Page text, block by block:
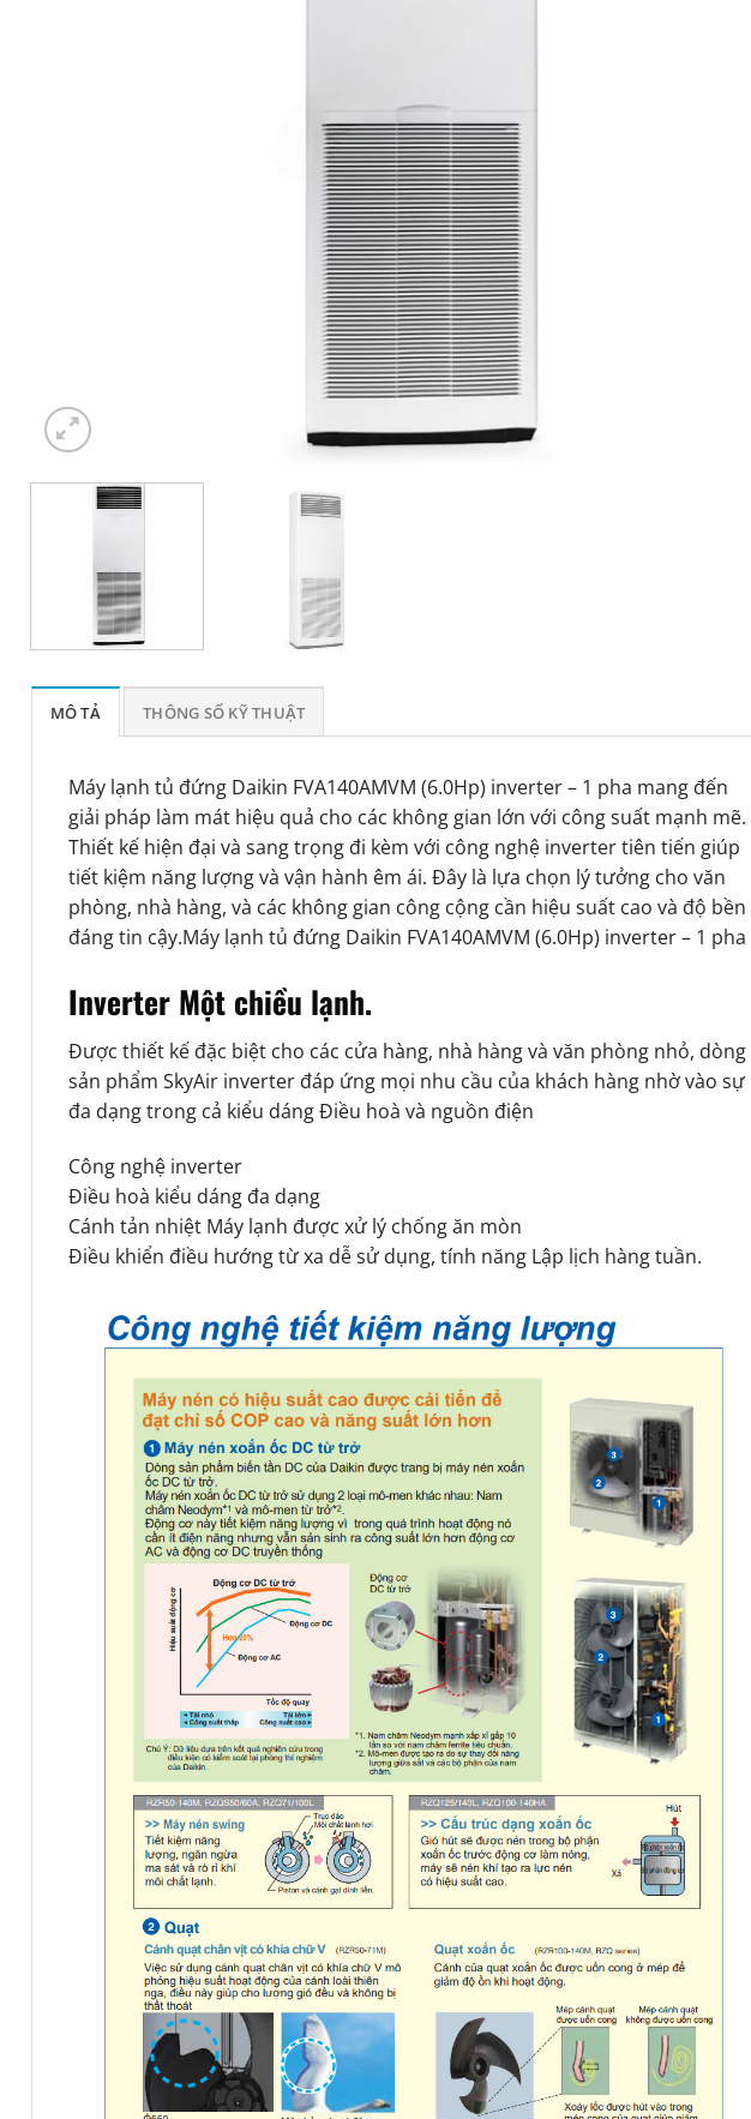
MÔ TẢ THÔNG SỐ KỸ THUẬT
Máy lạnh tủ đứng Daikin FVA140AMVM (6.0Hp) inverter – 1 pha mang đến
giải pháp làm mát hiệu quả cho các không gian lớn với công suất mạnh mẽ.
Thiết kế hiện đại và sang trọng đi kèm với công nghệ inverter tiên tiến giúp
tiết kiệm năng lượng và vận hành êm ái. Đây là lựa chọn lý tưởng cho văn
phòng, nhà hàng, và các không gian công cộng cần hiệu suất cao và độ bền
đáng tin cậy.Máy lạnh tủ đứng Daikin FVA140AMVM (6.0Hp) inverter – 1 pha
Inverter Một chiều lạnh.
Được thiết kế đặc biệt cho các cửa hàng, nhà hàng và văn phòng nhỏ, dòng
sản phẩm SkyAir inverter đáp ứng mọi nhu cầu của khách hàng nhờ vào sự
đa dạng trong cả kiểu dáng Điều hoà và nguồn điện
Công nghệ inverter
Điều hoà kiểu dáng đa dạng
Cánh tản nhiệt Máy lạnh được xử lý chống ăn mòn
Điều khiển điều hướng từ xa dễ sử dụng, tính năng Lập lịch hàng tuần.